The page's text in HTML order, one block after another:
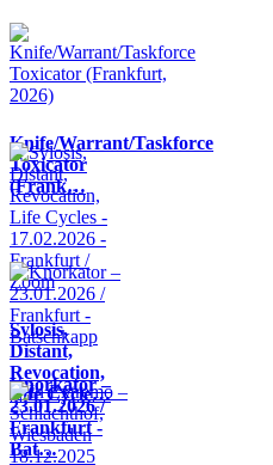
Knife/Warrant/Taskforce
Toxicator
(Frank…
Sylosis,
Distant,
Revocation,
Life Cycle…
Knorkator –
23.01.2026 /
Frankfurt -
Bat…